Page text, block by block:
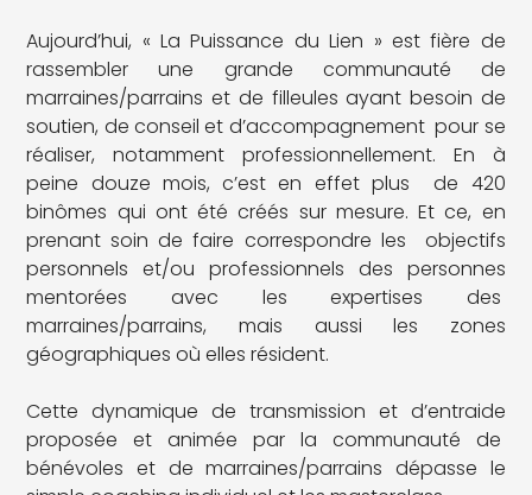
Aujourd’hui, « La Puissance du Lien » est fière de
rassembler une grande communauté de
marraines/parrains et de filleules ayant besoin de
soutien, de conseil et d’accompagnement pour se
réaliser, notamment professionnellement. En à
peine douze mois, c’est en effet plus de 420
binômes qui ont été créés sur mesure. Et ce, en
prenant soin de faire correspondre les objectifs
personnels et/ou professionnels des personnes
mentorées avec les expertises des
marraines/parrains, mais aussi les zones
géographiques où elles résident.
Cette dynamique de transmission et d’entraide
proposée et animée par la communauté de
bénévoles et de marraines/parrains dépasse le